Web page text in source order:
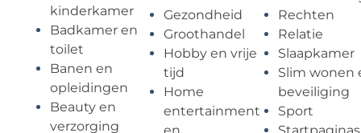
kinderkamer
Badkamer en
toilet
Banen en
opleidingen
Beauty en
verzorging
Gezondheid
Groothandel
Hobby en vrije
tijd
Home
entertainment
Rechten
Relatie
Slaapkamer
Slim wonen
beveiliging
Sport